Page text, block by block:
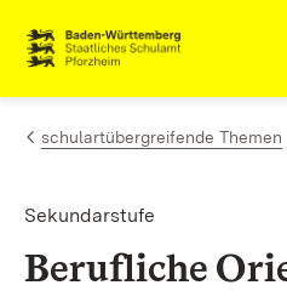
Zum Inhalt springen
Link zur Startseite
schulartübergreifende Themen
Sekundarstufe
Berufliche